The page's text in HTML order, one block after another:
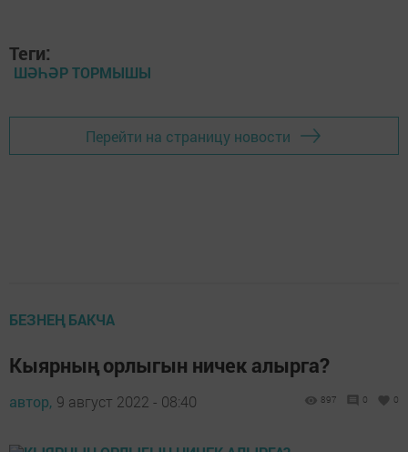
Теги:
ШӘҺӘР ТОРМЫШЫ
Перейти на страницу новости
БЕЗНЕҢ БАКЧА
Кыярның орлыгын ничек алырга?
автор, 9 август 2022 - 08:40 897 0 0